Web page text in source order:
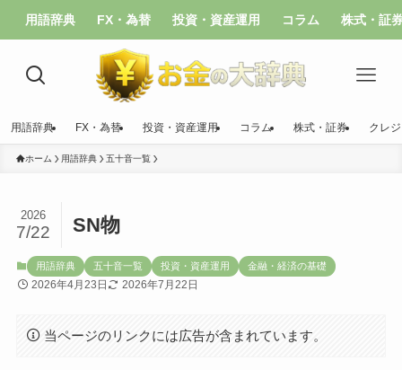
用語辞典 FX・為替 投資・資産運用 コラム 株式・証
用語辞典 FX・為替 投資・資産運用 コラム 株式・証券 クレ
ホーム 用語辞典 五十音一覧
SN物
2026
7/22
用語辞典 五十音一覧 投資・資産運用 金融・経済の基礎
2026年4月23日 2026年7月22日
当ページのリンクには広告が含まれています。